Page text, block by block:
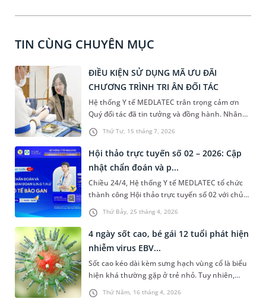
TIN CÙNG CHUYÊN MỤC
Thứ Tư, 15 tháng 7, 2026
ĐIỀU KIỆN SỬ DỤNG MÃ ƯU ĐÃI
CHƯƠNG TRÌNH TRI ÂN ĐỐI TÁC
Hệ thống Y tế MEDLATEC trân trọng cảm ơn
Quý đối tác đã tin tưởng và đồng hành. Nhân
dịp Tri ân khách hàng, MEDLATEC kính tặng
Quý đối tác 3 gói xét nghiệm sinh hoá tổng trị
giá 414.000 VNĐ.
Thứ Bảy, 25 tháng 4, 2026
Hội thảo trực tuyến số 02 – 2026: Cập
nhật chẩn đoán và p...
Chiều 24/4, Hệ thống Y tế MEDLATEC tổ chức
thành công Hội thảo trực tuyến số 02 với chủ
đề “Cập nhật chẩn đoán và phân loại giai đoạn
ung thư biểu mô tế bào gan”. Chương trình có
sự tham gia của ThS.BSNT Lưu Tuấn Thành -,
Phó Giám đốc Trung tâm Tiêu hóa, Hệ thống Y
tế MEDLATEC.
Thứ Năm, 16 tháng 4, 2026
4 ngày sốt cao, bé gái 12 tuổi phát hiện
nhiễm virus EBV...
Sốt cao kéo dài kèm sưng hạch vùng cổ là biểu
hiện khá thường gặp ở trẻ nhỏ. Tuy nhiên,
trong một số trường hợp, đây có thể là dấu
hiệu cảnh báo bệnh lý nhiễm trùng tiềm ẩn với